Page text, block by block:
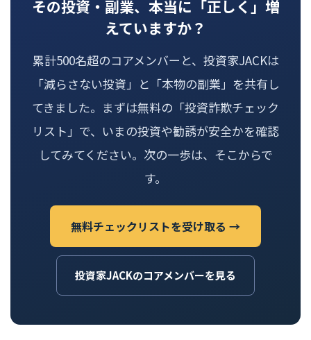
その投資・副業、本当に「正しく」増
えていますか？
累計500名超のコアメンバーと、投資家JACKは
「減らさない投資」と「本物の副業」を共有し
てきました。まずは無料の「投資詐欺チェック
リスト」で、いまの投資や勧誘が安全かを確認
してみてください。次の一歩は、そこからで
す。
無料チェックリストを受け取る →
投資家JACKのコアメンバーを見る